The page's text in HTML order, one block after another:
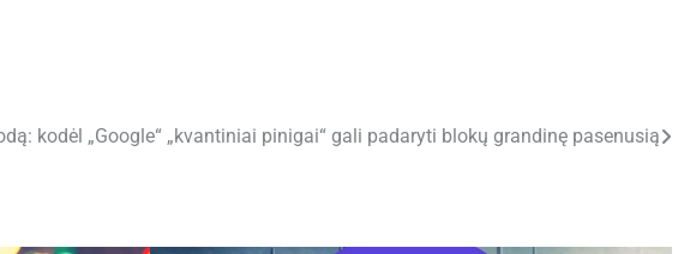
kodėl „Google“ „kvantiniai pinigai“ gali padaryti blokų grandinę pasenusią